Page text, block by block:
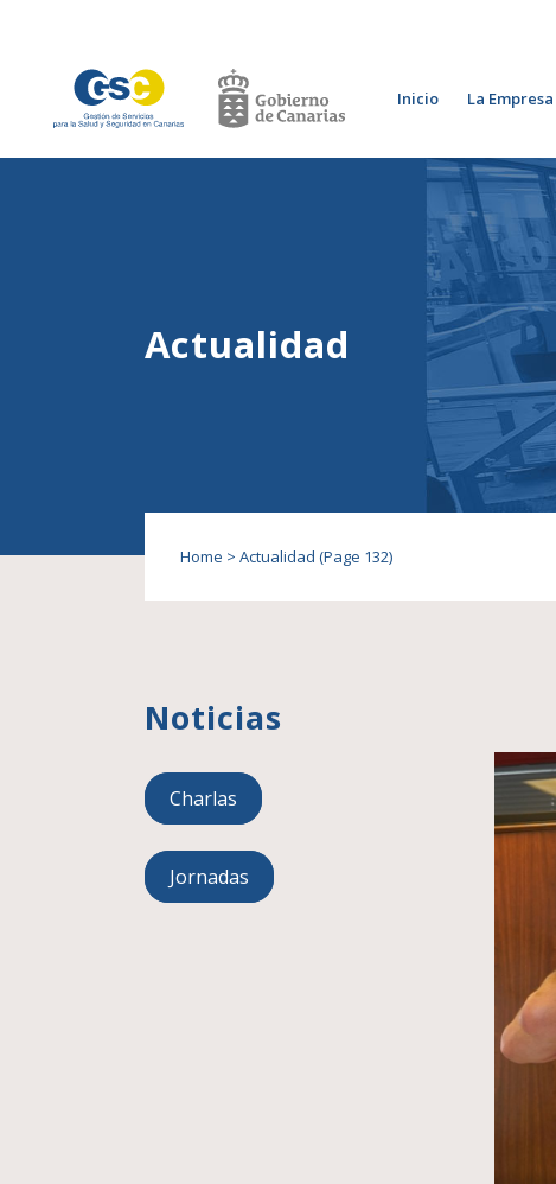
Inicio La Empresa
Actualidad
Home > Actualidad (Page 132)
Noticias
Charlas
Jornadas